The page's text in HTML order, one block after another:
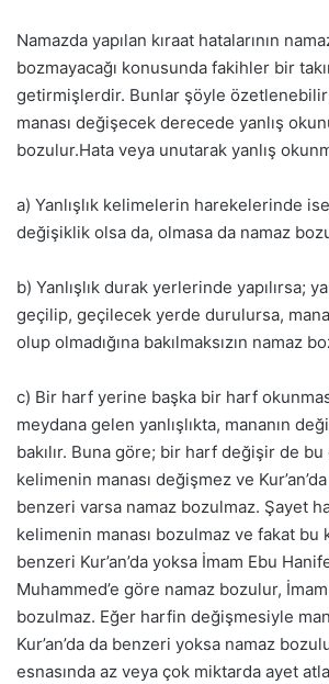
Namazda yapılan kıraat hatalarının
bozmayacağı konusunda fakihler bir
getirmişlerdir. Bunlar şöyle
manası değişecek derecede yanlış
bozulur.Hata veya unutarak yanlış
a) Yanlışlık kelimelerin harekelerinde
değişiklik olsa da, olmasa da namaz
b) Yanlışlık durak yerlerinde yapılırsa;
geçilip, geçilecek yerde durulursa,
olup olmadığına bakılmaksızın namaz
c) Bir harf yerine başka bir harf
meydana gelen yanlışlıkta, mananın
bakılır. Buna göre; bir harf değişir de
kelimenin manası değişmez ve
benzeri varsa namaz bozulmaz. Şayet
kelimenin manası bozulmaz ve fakat bu
benzeri Kur’an’da yoksa İmam Ebu
Muhammed’e göre namaz bozulur,
bozulmaz. Eğer harfin değişmesiyle
Kur’an’da da benzeri yoksa namaz
esnasında az veya çok miktarda ayet